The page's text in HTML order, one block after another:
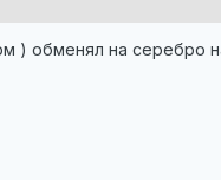
) обменял на серебро